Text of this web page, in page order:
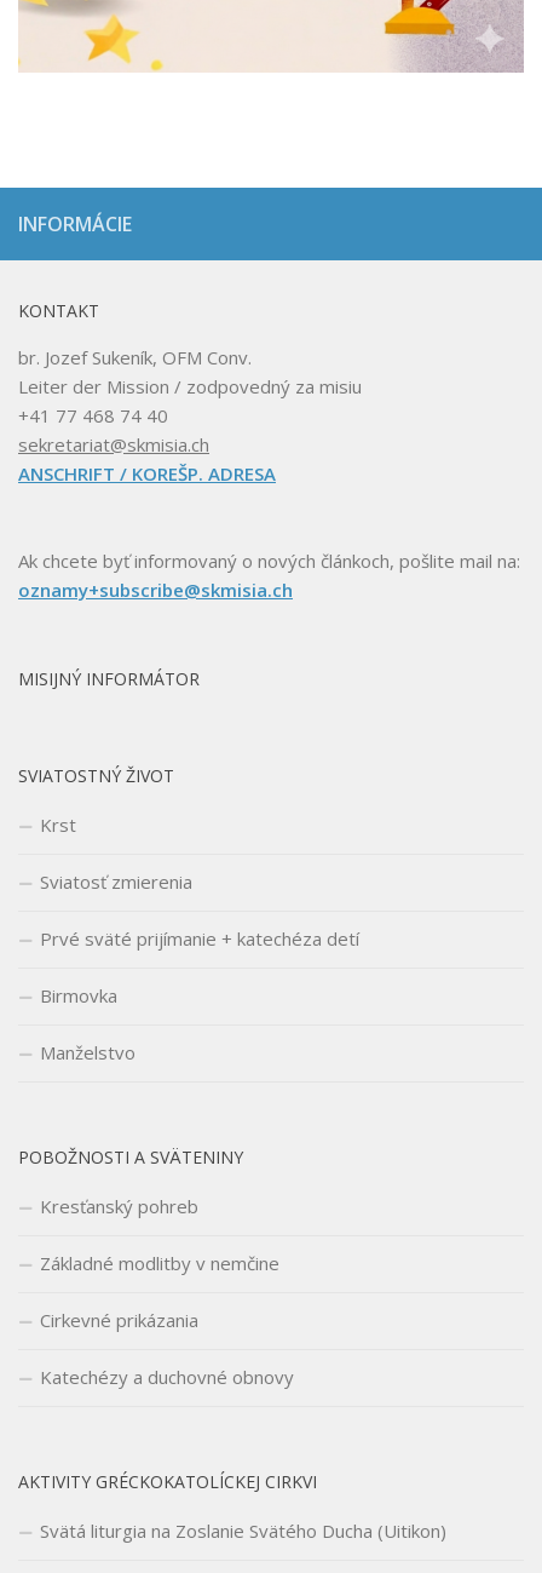
INFORMÁCIE
KONTAKT
br. Jozef Sukeník, OFM Conv.
Leiter der Mission / zodpovedný za misiu
+41 77 468 74 40
sekretariat@skmisia.ch
ANSCHRIFT / KOREŠP. ADRESA
Ak chcete byť informovaný o nových článkoch, pošlite mail na:
oznamy+subscribe@skmisia.ch
MISIJNÝ INFORMÁTOR
SVIATOSTNÝ ŽIVOT
Krst
Sviatosť zmierenia
Prvé sväté prijímanie + katechéza detí
Birmovka
Manželstvo
POBOŽNOSTI A SVÄTENINY
Kresťanský pohreb
Základné modlitby v nemčine
Cirkevné prikázania
Katechézy a duchovné obnovy
AKTIVITY GRÉCKOKATOLÍCKEJ CIRKVI
Svätá liturgia na Zoslanie Svätého Ducha (Uitikon)